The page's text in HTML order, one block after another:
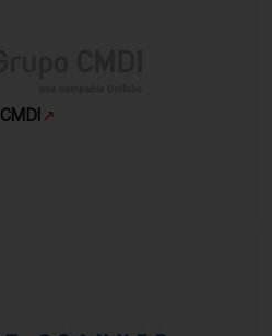
CMDI ↗
Se abre en una pestaña nueva